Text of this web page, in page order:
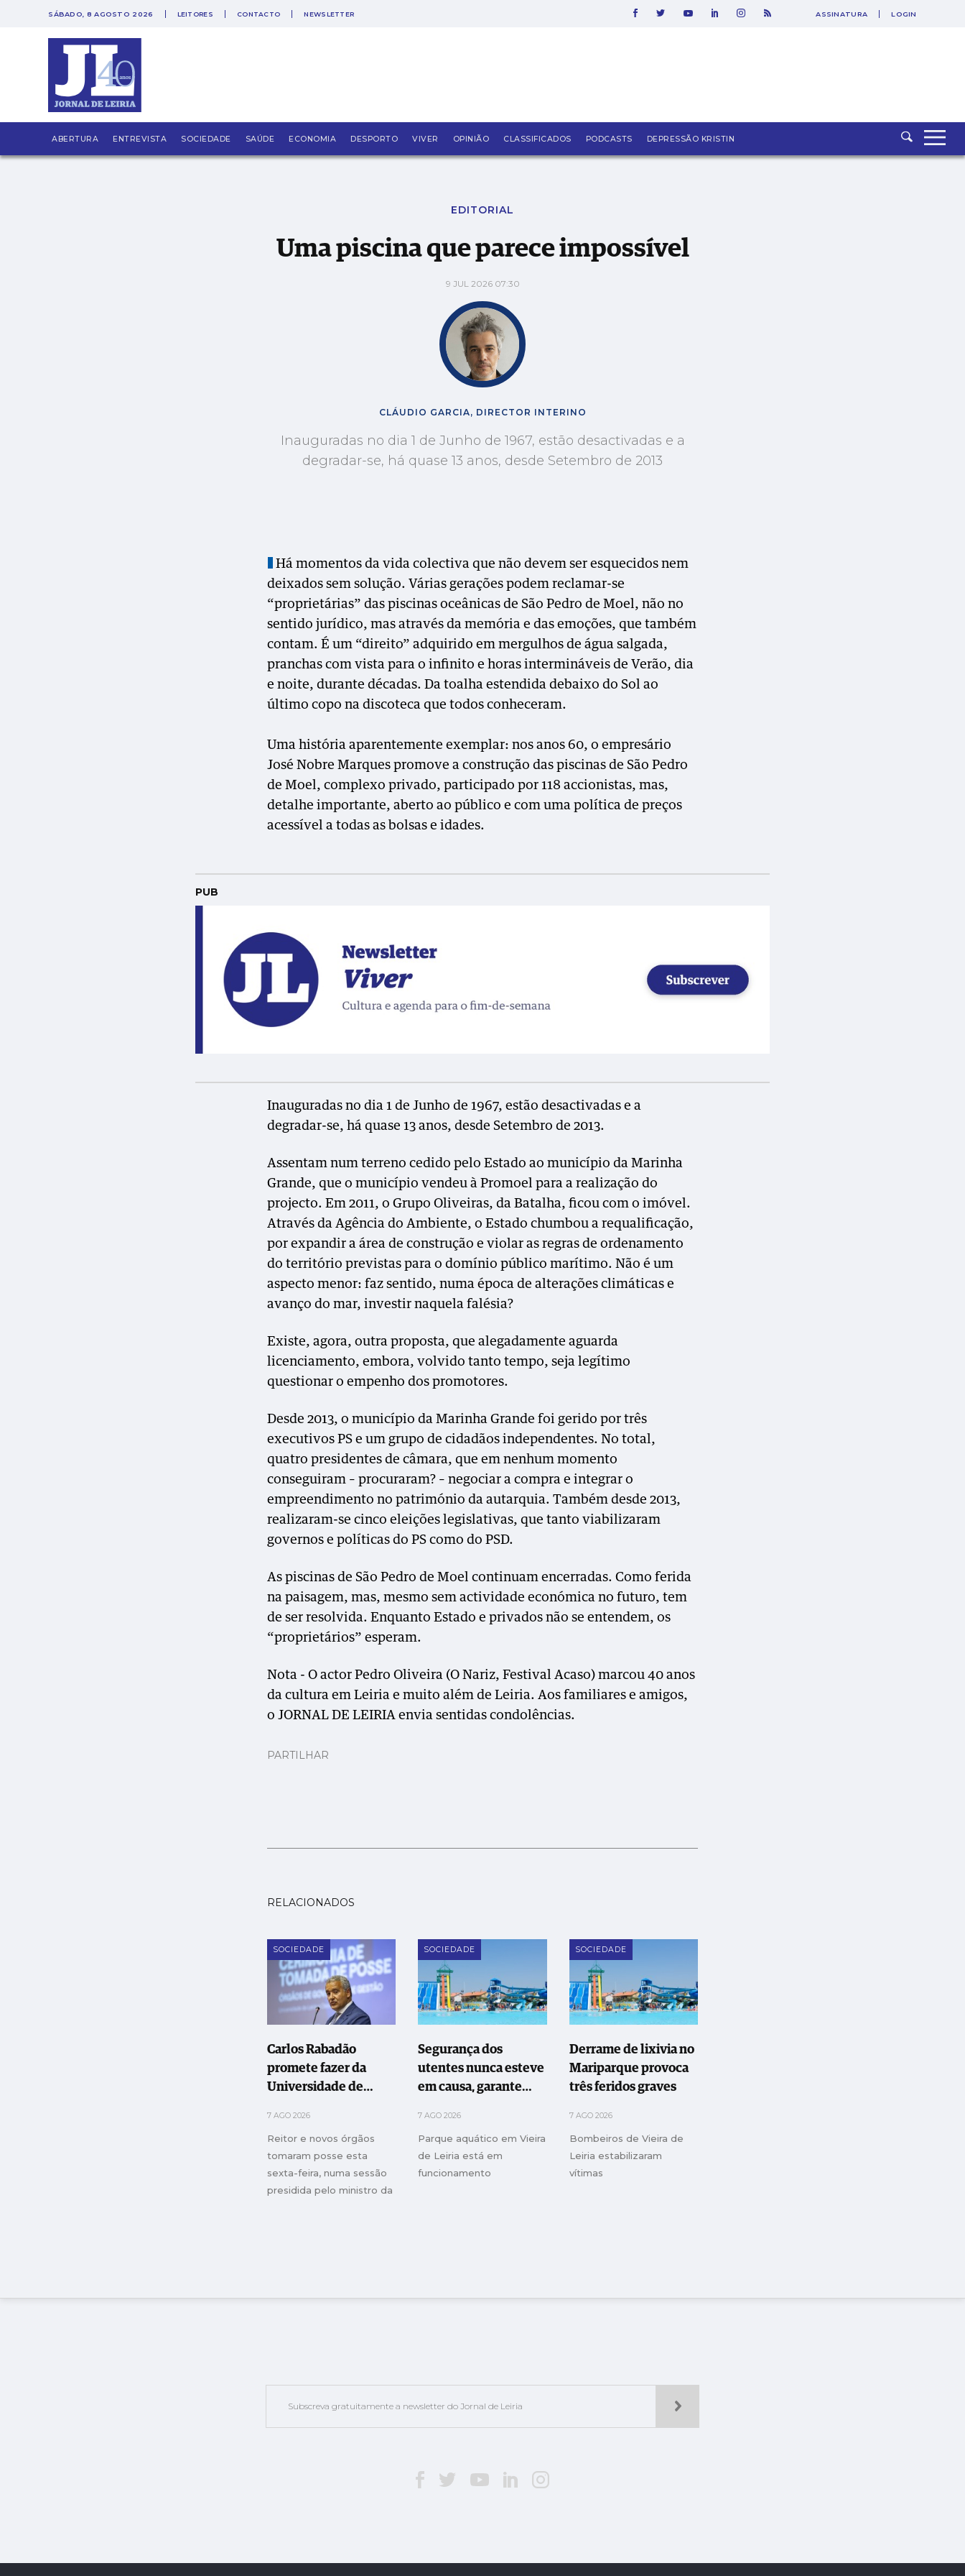
SÁBADO, 8 AGOSTO 2026 LEITORES CONTACTO NEWSLETTER ASSINATURA LOGIN
ABERTURA ENTREVISTA SOCIEDADE SAÚDE ECONOMIA DESPORTO VIVER OPINIÃO CLASSIFICADOS PODCASTS DEPRESSÃO KRISTIN
Uma piscina que parece impossível
EDITORIAL
Uma piscina que parece impossível
9 JUL 2026 07:30
CLÁUDIO GARCIA, DIRECTOR INTERINO
Inauguradas no dia 1 de Junho de 1967, estão desactivadas e a
degradar-se, há quase 13 anos, desde Setembro de 2013
Há momentos da vida colectiva que não devem ser esquecidos nem
deixados sem solução. Várias gerações podem reclamar-se
“proprietárias” das piscinas oceânicas de São Pedro de Moel, não no
sentido jurídico, mas através da memória e das emoções, que também
contam. É um “direito” adquirido em mergulhos de água salgada,
pranchas com vista para o infinito e horas intermináveis de Verão, dia
e noite, durante décadas. Da toalha estendida debaixo do Sol ao
último copo na discoteca que todos conheceram.
Uma história aparentemente exemplar: nos anos 60, o empresário
José Nobre Marques promove a construção das piscinas de São Pedro
de Moel, complexo privado, participado por 118 accionistas, mas,
detalhe importante, aberto ao público e com uma política de preços
acessível a todas as bolsas e idades.
PUB
Inauguradas no dia 1 de Junho de 1967, estão desactivadas e a
degradar-se, há quase 13 anos, desde Setembro de 2013.
Assentam num terreno cedido pelo Estado ao município da Marinha
Grande, que o município vendeu à Promoel para a realização do
projecto. Em 2011, o Grupo Oliveiras, da Batalha, ficou com o imóvel.
Através da Agência do Ambiente, o Estado chumbou a requalificação,
por expandir a área de construção e violar as regras de ordenamento
do território previstas para o domínio público marítimo. Não é um
aspecto menor: faz sentido, numa época de alterações climáticas e
avanço do mar, investir naquela falésia?
Existe, agora, outra proposta, que alegadamente aguarda
licenciamento, embora, volvido tanto tempo, seja legítimo
questionar o empenho dos promotores.
Desde 2013, o município da Marinha Grande foi gerido por três
executivos PS e um grupo de cidadãos independentes. No total,
quatro presidentes de câmara, que em nenhum momento
conseguiram – procuraram? – negociar a compra e integrar o
empreendimento no património da autarquia. Também desde 2013,
realizaram-se cinco eleições legislativas, que tanto viabilizaram
governos e políticas do PS como do PSD.
As piscinas de São Pedro de Moel continuam encerradas. Como ferida
na paisagem, mas, mesmo sem actividade económica no futuro, tem
de ser resolvida. Enquanto Estado e privados não se entendem, os
“proprietários” esperam.
Nota - O actor Pedro Oliveira (O Nariz, Festival Acaso) marcou 40 anos
da cultura em Leiria e muito além de Leiria. Aos familiares e amigos,
o JORNAL DE LEIRIA envia sentidas condolências.
PARTILHAR
RELACIONADOS
SOCIEDADE
Carlos Rabadão
promete fazer da
Universidade de
"transformadora"
7 AGO 2026
Reitor e novos órgãos
tomaram posse esta
sexta-feira, numa sessão
presidida pelo ministro da
SOCIEDADE
Segurança dos
utentes nunca esteve
em causa, garante
7 AGO 2026
Parque aquático em Vieira
de Leiria está em
funcionamento
SOCIEDADE
Derrame de lixivia no
Mariparque provoca
três feridos graves
7 AGO 2026
Bombeiros de Vieira de
Leiria estabilizaram
vítimas